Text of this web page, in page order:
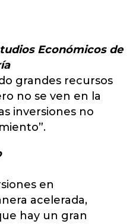
Económicos de
grandes recursos
no se ven en la
inversiones no
en
acelerada,
hay un gran